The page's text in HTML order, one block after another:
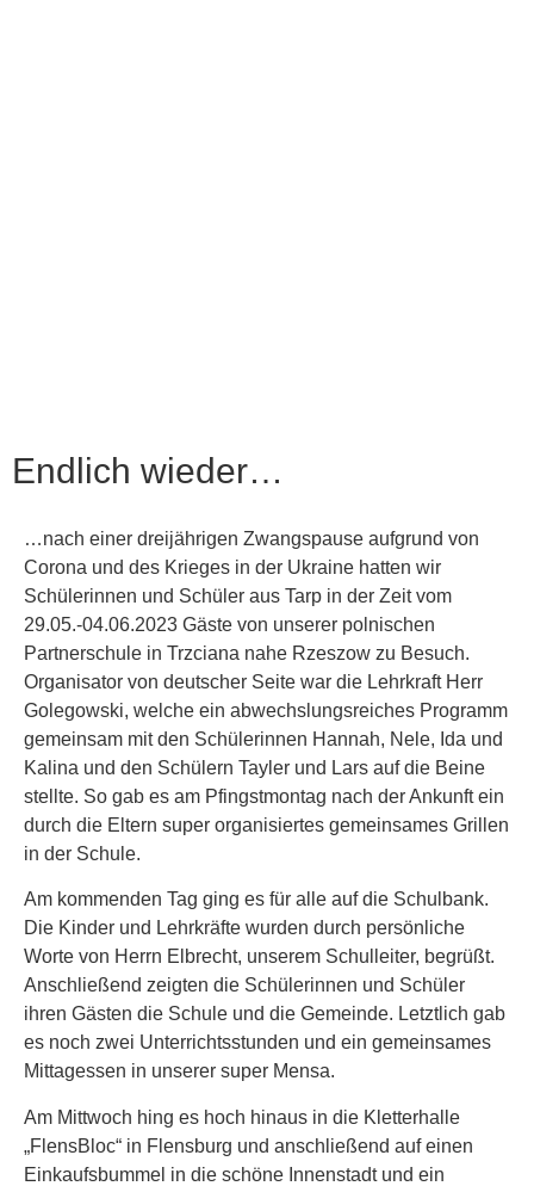
Endlich wieder…
…nach einer dreijährigen Zwangspause aufgrund von
Corona und des Krieges in der Ukraine hatten wir
Schülerinnen und Schüler aus Tarp in der Zeit vom
29.05.-04.06.2023 Gäste von unserer polnischen
Partnerschule in Trzciana nahe Rzeszow zu Besuch.
Organisator von deutscher Seite war die Lehrkraft Herr
Golegowski, welche ein abwechslungsreiches Programm
gemeinsam mit den Schülerinnen Hannah, Nele, Ida und
Kalina und den Schülern Tayler und Lars auf die Beine
stellte. So gab es am Pfingstmontag nach der Ankunft ein
durch die Eltern super organisiertes gemeinsames Grillen
in der Schule.
Am kommenden Tag ging es für alle auf die Schulbank.
Die Kinder und Lehrkräfte wurden durch persönliche
Worte von Herrn Elbrecht, unserem Schulleiter, begrüßt.
Anschließend zeigten die Schülerinnen und Schüler
ihren Gästen die Schule und die Gemeinde. Letztlich gab
es noch zwei Unterrichtsstunden und ein gemeinsames
Mittagessen in unserer super Mensa.
Am Mittwoch hing es hoch hinaus in die Kletterhalle
„FlensBloc“ in Flensburg und anschließend auf einen
Einkaufsbummel in die schöne Innenstadt und ein